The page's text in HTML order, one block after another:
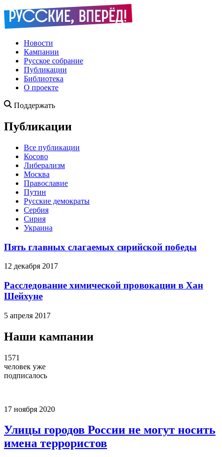
Новости
Кампании
Русское собрание
Публикации
Библиотека
О проекте
Поддержать
Публикации
Все публикации
Косово
Либерализм
Москва
Православие
Путин
Русские демократы
Сербия
Сирия
Украина
Пять главных слагаемых сирийской победы
12 декабря 2017
Расследование химической провокации в Хан
Шейхуне
5 апреля 2017
Наши кампании
1571
человек уже
подписалось
17 ноября 2020
Улицы городов России не могут носить
имена террористов